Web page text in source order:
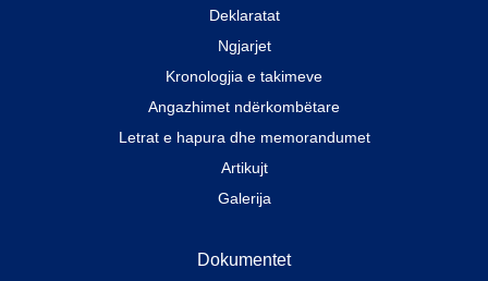
Deklaratat
Ngjarjet
Kronologjia e takimeve
Angazhimet ndërkombëtare
Letrat e hapura dhe memorandumet
Artikujt
Galerija
Dokumentet